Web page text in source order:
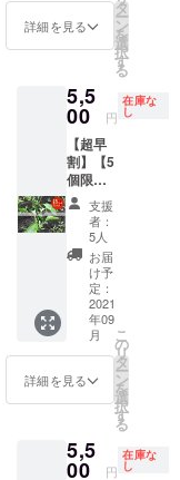
了の目
安は表
面にシ
くさん
でき、
振ると
中で種
が転が
るのが
わかる
程度。
※但し、
生食限
定のと
うがら
しでは
乾燥保
存は不
可。
が転が
るのが
わかる
※但し、
生食限
定のと
うがら
しでは
乾燥保
存は不
可。
し：唐
辛子味
がら
し：島
とうが
らしの
焼酎漬
け ・
プサ
ジュエ
ラ：チ
キンと
ヨーグ
ルトの
基本の
インド
カレー
リック
チン
タイの
レッド
カレー
にしま
した。
パー等
で手に
入りづ
らい食
材も一
緒にお
届けし
ます。
ご自宅
でも
たっぷ
りお楽
しみく
ださ
い！ 詳
細） ｰ
2020年
10月16
13時–
15時を
ヌー、
島とう
もとう
がら
し、ハ
バネロ
レッ
ド、ス
パング
ルス、
ランチ
ボック
ス、
マッド
ハッタ
―、パ
シー
コーピ
オン、
フォ
フォ、
ロなど
を想
合計1kg
・品種/
発送量/
は、生
育状況
によっ
て変動
しま
す。予
めご了
承くだ
さい。
調理方
法） プ
サジュ
エラ：
生食、
ど。生
食も
の畑で
採れた
中でア
ジア系
のとう
がらし
をチョ
イス
中国大
牛角
椒、プ
サジュ
エラ、
八房と
うがら
し、プ
リック
チン
ダーな
合計1kg
を想定
・品種/
詳細を見る
タ
ー
ン
を
選
択
す
る
5,5
00 円
在庫な
し
【超早
割】【5
個限
定！と
うがら
し南米
1kgセッ
ト（辛
さレベ
ル：
🌶）】
・十色
の畑で
採れた
とうが
キシコ
系のと
支援
者：
5人
お届
け予
定：
2021
年09
月
詳細を見る
こ
の
リ
タ
ー
ン
を
選
択
す
る
5,5
00 円
在庫な
し